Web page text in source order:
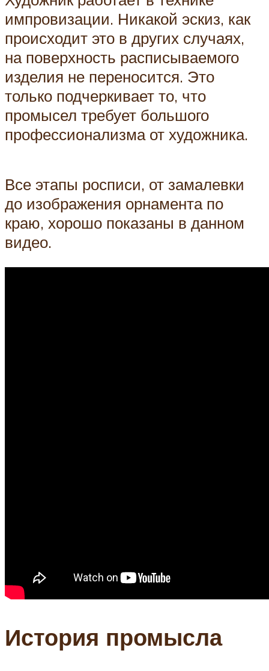
импровизации. Никакой эскиз, как
происходит это в других случаях,
на поверхность расписываемого
изделия не переносится. Это
только подчеркивает то, что
промысел требует большого
профессионализма от художника.
Все этапы росписи, от замалевки
до изображения орнамента по
краю, хорошо показаны в данном
видео.
История промысла